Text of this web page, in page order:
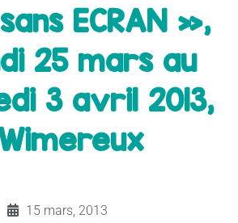
sans ECRAN »,
25 mars au
3 avril 2013,
15 mars, 2013